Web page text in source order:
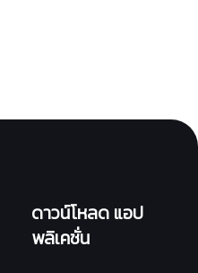
ดาวน์โหลด แอป
พลิเคชั่น